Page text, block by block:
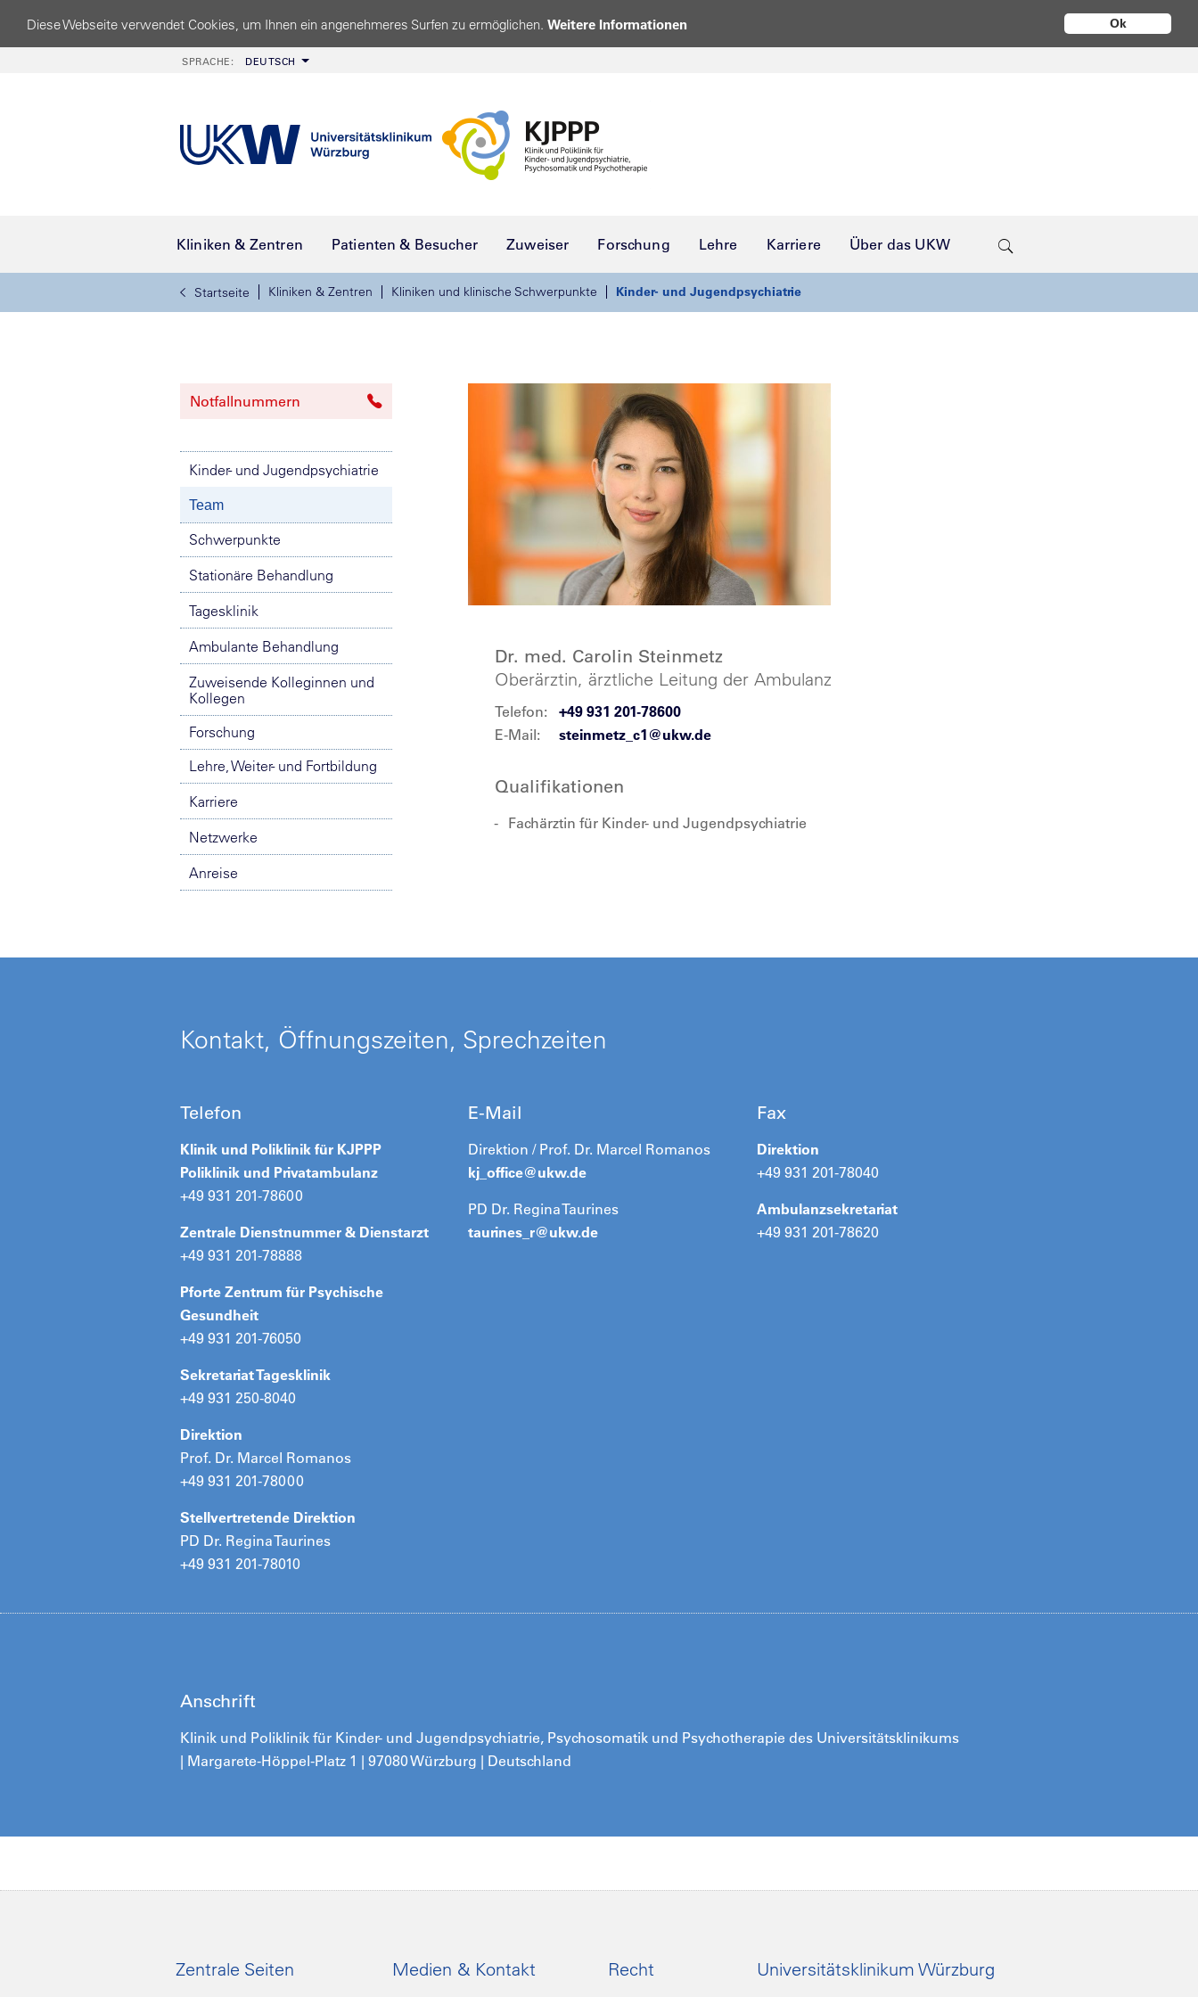
Ok
Diese Webseite verwendet Cookies, um Ihnen ein angenehmeres Surfen zu ermöglichen. Weitere Informationen
SPRACHE: DEUTSCH
Kliniken & Zentren Patienten & Besucher Zuweiser Forschung Lehre Karriere Über das UKW
Startseite Kliniken & Zentren Kliniken und klinische Schwerpunkte Kinder- und Jugendpsychiatrie
Notfallnummern
Kinder- und Jugendpsychiatrie
Team
Schwerpunkte
Stationäre Behandlung
Tagesklinik
Ambulante Behandlung
Zuweisende Kolleginnen und
Kollegen
Forschung
Lehre, Weiter- und Fortbildung
Karriere
Netzwerke
Anreise
Dr. med. Carolin Steinmetz
Oberärztin, ärztliche Leitung der Ambulanz
Telefon:
+49 931 201-78600
E-Mail:
steinmetz_c1@ukw.de
Qualifikationen
Fachärztin für Kinder- und Jugendpsychiatrie
Kontakt, Öffnungszeiten, Sprechzeiten
Telefon
Klinik und Poliklinik für KJPPP
Poliklinik und Privatambulanz
+49 931 201-78600
Zentrale Dienstnummer & Dienstarzt
+49 931 201-78888
Pforte Zentrum für Psychische
Gesundheit
+49 931 201-76050
Sekretariat Tagesklinik
+49 931 250-8040
Direktion
Prof. Dr. Marcel Romanos
+49 931 201-78000
Stellvertretende Direktion
PD Dr. Regina Taurines
+49 931 201-78010
E-Mail
Direktion / Prof. Dr. Marcel Romanos
kj_office@ukw.de
PD Dr. Regina Taurines
taurines_r@ukw.de
Fax
Direktion
+49 931 201-78040
Ambulanzsekretariat
+49 931 201-78620
Anschrift
Klinik und Poliklinik für Kinder- und Jugendpsychiatrie, Psychosomatik und Psychotherapie des Universitätsklinikums
| Margarete-Höppel-Platz 1 | 97080 Würzburg | Deutschland
Zentrale Seiten Medien & Kontakt Recht Universitätsklinikum Würzburg